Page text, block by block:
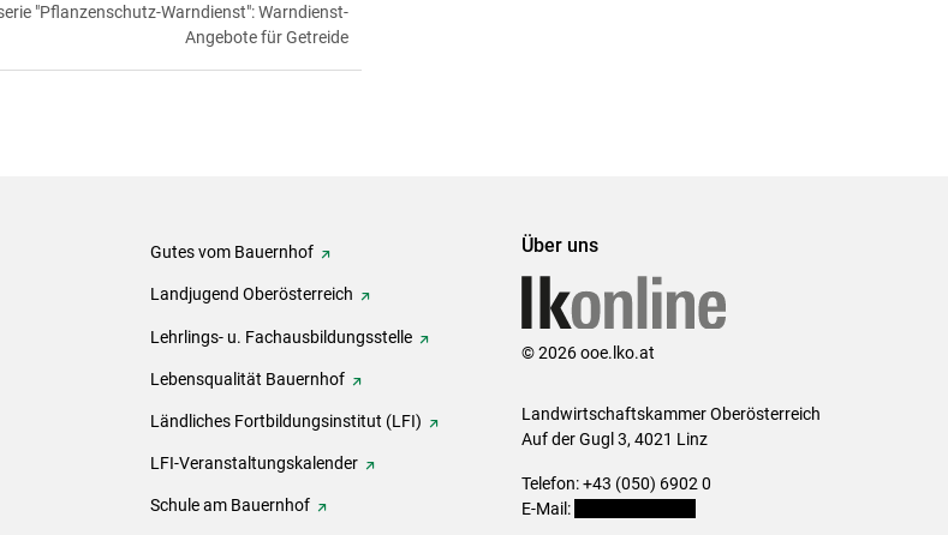
"Pflanzenschutz-Warndienst": Warndienst-
Angebote für Getreide
Gutes vom Bauernhof
Landjugend Oberösterreich
Lehrlings- u. Fachausbildungsstelle
Lebensqualität Bauernhof
Ländliches Fortbildungsinstitut (LFI)
LFI-Veranstaltungskalender
Schule am Bauernhof
Über uns
© 2026 ooe.lko.at
Landwirtschaftskammer Oberösterreich
Auf der Gugl 3, 4021 Linz
Telefon: +43 (050) 6902 0
E-Mail: